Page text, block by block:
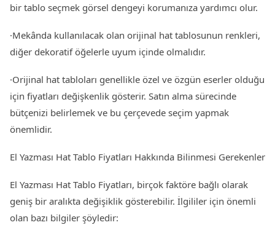
bir tablo seçmek görsel dengeyi korumanıza yardımcı olur.
·Mekânda kullanılacak olan orijinal hat tablosunun renkleri,
diğer dekoratif öğelerle uyum içinde olmalıdır.
·Orijinal hat tabloları genellikle özel ve özgün eserler olduğu
için fiyatları değişkenlik gösterir. Satın alma sürecinde
bütçenizi belirlemek ve bu çerçevede seçim yapmak
önemlidir.
El Yazması Hat Tablo Fiyatları Hakkında Bilinmesi Gerekenler
El Yazması Hat Tablo Fiyatları, birçok faktöre bağlı olarak
geniş bir aralıkta değişiklik gösterebilir. İlgililer için önemli
olan bazı bilgiler şöyledir: